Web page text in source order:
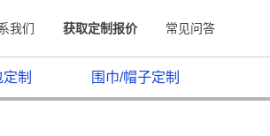
我们 获取定制报价 常见问答
制 围巾/帽子定制